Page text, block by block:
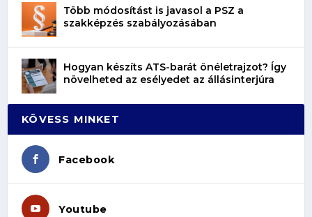
Több módosítást is javasol a PSZ a
szakképzés szabályozásában
Hogyan készíts ATS-barát önéletrajzot? Így
növelheted az esélyedet az állásinterjúra
KÖVESS MINKET
Facebook
Youtube